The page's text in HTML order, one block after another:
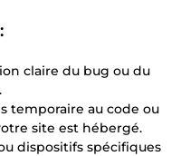
claire du bug ou du
temporaire au code ou
site est hébergé.
dispositifs spécifiques